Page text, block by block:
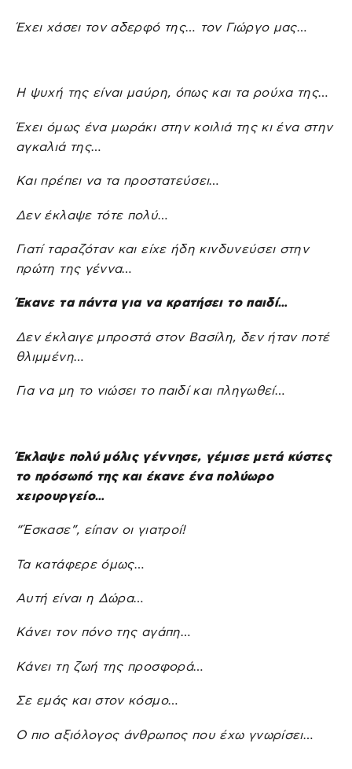
Έχει χάσει τον αδερφό της… τον Γιώργο μας…
Η ψυχή της είναι μαύρη, όπως και τα ρούχα της…
Έχει όμως ένα μωράκι στην κοιλιά της κι ένα στην
αγκαλιά της…
Και πρέπει να τα προστατεύσει…
Δεν έκλαψε τότε πολύ…
Γιατί ταραζόταν και είχε ήδη κινδυνεύσει στην
πρώτη της γέννα…
Έκανε τα πάντα για να κρατήσει το παιδί…
Δεν έκλαιγε μπροστά στον Βασίλη, δεν ήταν ποτέ
θλιμμένη…
Για να μη το νιώσει το παιδί και πληγωθεί…
Έκλαψε πολύ μόλις γέννησε, γέμισε μετά κύστες
το πρόσωπό της και έκανε ένα πολύωρο
χειρουργείο…
“Έσκασε”, είπαν οι γιατροί!
Τα κατάφερε όμως…
Αυτή είναι η Δώρα…
Κάνει τον πόνο της αγάπη…
Κάνει τη ζωή της προσφορά…
Σε εμάς και στον κόσμο…
Ο πιο αξιόλογος άνθρωπος που έχω γνωρίσει…